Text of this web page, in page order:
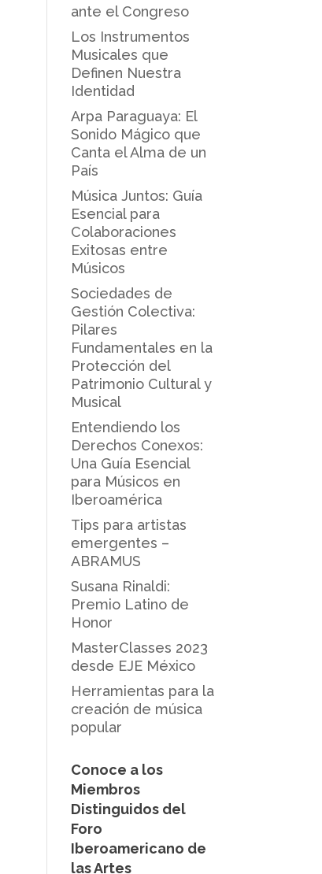
ante el Congreso
Los Instrumentos
Musicales que
Definen Nuestra
Identidad
Arpa Paraguaya: El
Sonido Mágico que
Canta el Alma de un
País
Música Juntos: Guía
Esencial para
Colaboraciones
Exitosas entre
Músicos
Sociedades de
Gestión Colectiva:
Pilares
Fundamentales en la
Protección del
Patrimonio Cultural y
Musical
Entendiendo los
Derechos Conexos:
Una Guía Esencial
para Músicos en
Iberoamérica
Tips para artistas
emergentes –
ABRAMUS
Susana Rinaldi:
Premio Latino de
Honor
MasterClasses 2023
desde EJE México
Herramientas para la
creación de música
popular
Conoce a los
Miembros
Distinguidos del
Foro
Iberoamericano de
las Artes